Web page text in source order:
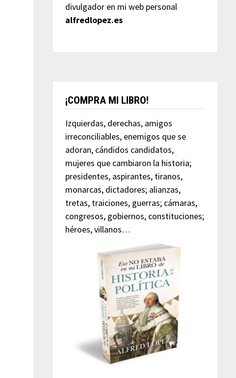
divulgador en mi web personal
alfredlopez.es
¡COMPRA MI LIBRO!
Izquierdas, derechas, amigos
irreconciliables, enemigos que se
adoran, cándidos candidatos,
mujeres que cambiaron la historia;
presidentes, aspirantes, tiranos,
monarcas, dictadores; alianzas,
tretas, traiciones, guerras; cámaras,
congresos, gobiernos, constituciones;
héroes, villanos…